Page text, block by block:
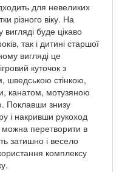
для невеликих
різного віку. На
буде цікаво
так і дитині старшої
вигляді це
куточок з
шведською стінкою,
канатом, мотузяною
Поклавши знизу
і накривши рукоход
перетворити в
затишно і весело
комплексу